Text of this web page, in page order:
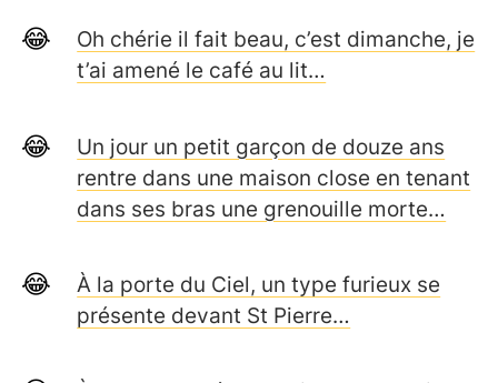
Oh chérie il fait beau, c’est dimanche, je
t’ai amené le café au lit…
Un jour un petit garçon de douze ans
rentre dans une maison close en tenant
dans ses bras une grenouille morte…
À la porte du Ciel, un type furieux se
présente devant St Pierre…